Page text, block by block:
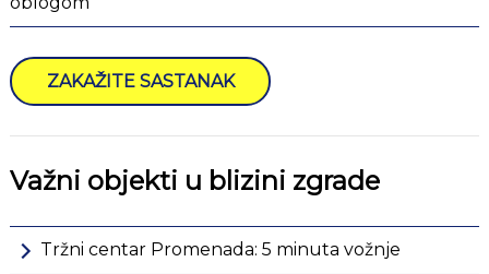
ZAKAŽITE SASTANAK
Važni objekti u blizini zgrade
Tržni centar Promenada: 5 minuta vožnje